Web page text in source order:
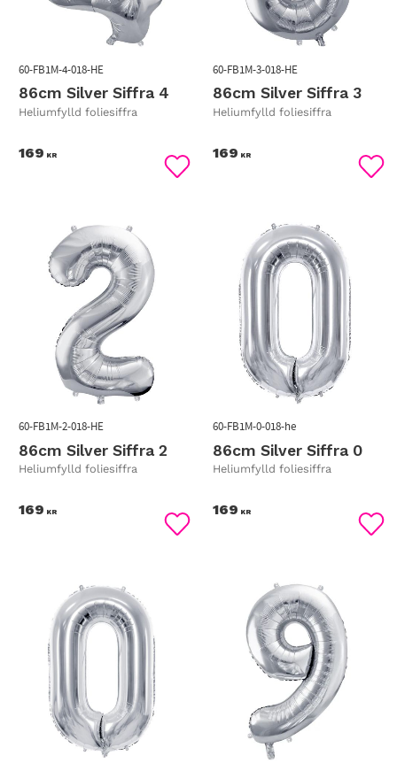
86cm Silver Siffra 4
Heliumfylld foliesiffra
60-FB1M-4-018-HE
169 KR
Lägg till i favoriter
86cm Silver Siffra 3
Heliumfylld foliesiffra
60-FB1M-3-018-HE
169 KR
86cm Silver Siffra 2
Heliumfylld foliesiffra
60-FB1M-2-018-HE
169 KR
Lägg till i favoriter
86cm Silver Siffra 0
Heliumfylld foliesiffra
60-FB1M-0-018-he
169 KR